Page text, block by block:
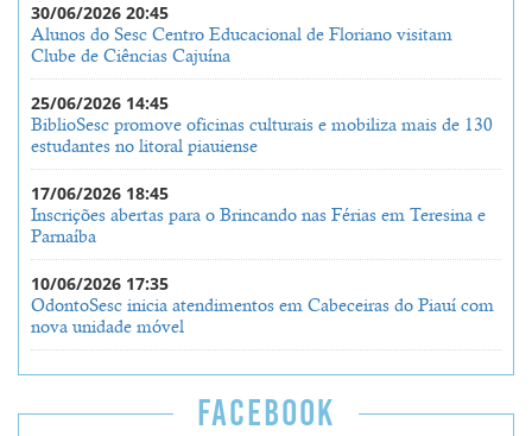
30/06/2026 20:45
Alunos do Sesc Centro Educacional de Floriano visitam
Clube de Ciências Cajuína
25/06/2026 14:45
BiblioSesc promove oficinas culturais e mobiliza mais de 130
estudantes no litoral piauiense
17/06/2026 18:45
Inscrições abertas para o Brincando nas Férias em Teresina e
Parnaíba
10/06/2026 17:35
OdontoSesc inicia atendimentos em Cabeceiras do Piauí com
nova unidade móvel
FACEBOOK